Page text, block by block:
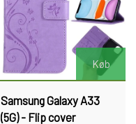
Køb
Samsung Galaxy A33
(5G) - Flip cover